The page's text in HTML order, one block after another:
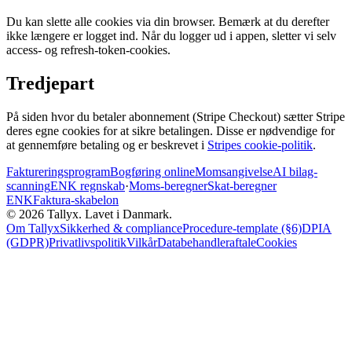
Du kan slette alle cookies via din browser. Bemærk at du derefter
ikke længere er logget ind. Når du logger ud i appen, sletter vi selv
access- og refresh-token-cookies.
Tredjepart
På siden hvor du betaler abonnement (Stripe Checkout) sætter Stripe
deres egne cookies for at sikre betalingen. Disse er nødvendige for
at gennemføre betaling og er beskrevet i Stripes cookie-politik.
FaktureringsprogramBogføring onlineMomsangivelseAI bilag-
scanningENK regnskab·Moms-beregnerSkat-beregner
ENKFaktura-skabelon
© 2026 Tallyx. Lavet i Danmark.
Om TallyxSikkerhed & complianceProcedure-template (§6)DPIA
(GDPR)PrivatlivspolitikVilkårDatabehandleraftaleCookies